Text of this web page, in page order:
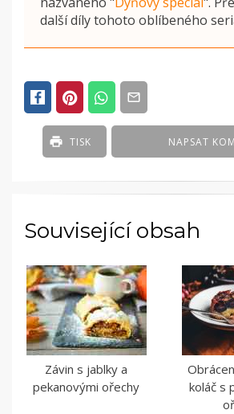
další díly tohoto oblíbeného
NAPSAT
TISK
Související obsah
Závin s jablky a
pekanovými ořechy
koláč s